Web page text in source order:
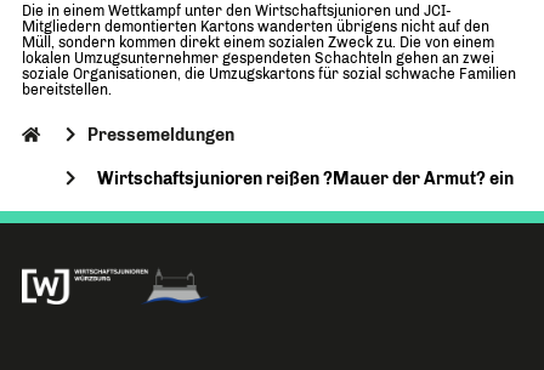
Die in einem Wettkampf unter den Wirtschaftsjunioren und JCI-
Mitgliedern demontierten Kartons wanderten übrigens nicht auf den
Müll, sondern kommen direkt einem sozialen Zweck zu. Die von einem
lokalen Umzugsunternehmer gespendeten Schachteln gehen an zwei
soziale Organisationen, die Umzugskartons für sozial schwache Familien
bereitstellen.
Pressemeldungen
Wirtschaftsjunioren reißen ?Mauer der Armut? ein